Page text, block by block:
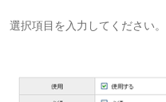
選択項目を入力してください。